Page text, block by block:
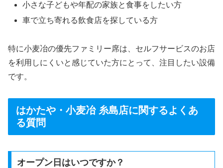
小さな子どもや年配の家族と食事をしたい方
車で立ち寄れる飲食店を探している方
特に小麦冶の優先ファミリー席は、セルフサービスのお店
を利用しにくいと感じていた方にとって、注目したい設備
です。
はかたや・小麦冶 糸島店に関するよくあ
る質問
オープン日はいつですか？